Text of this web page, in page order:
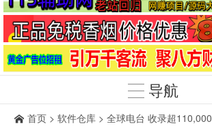
导航
首页 > 软件仓库 > 全球电台 收录超110,000